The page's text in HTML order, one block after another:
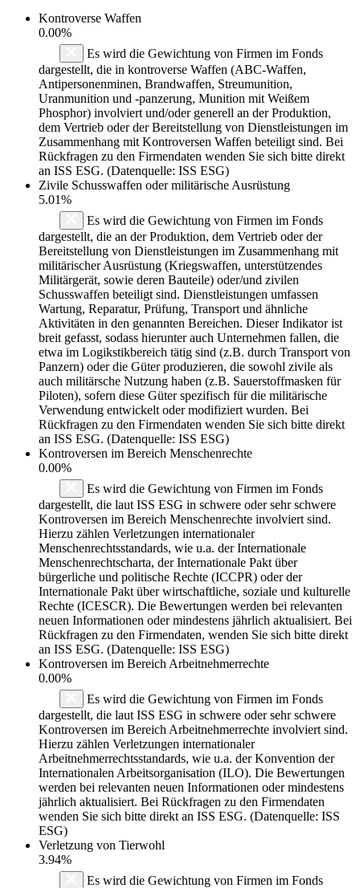
Kontroverse Waffen
0.00%
Es wird die Gewichtung von Firmen im Fonds
dargestellt, die in kontroverse Waffen (ABC-Waffen,
Antipersonenminen, Brandwaffen, Streumunition,
Uranmunition und -panzerung, Munition mit Weißem
Phosphor) involviert und/oder generell an der Produktion,
dem Vertrieb oder der Bereitstellung von Dienstleistungen im
Zusammenhang mit Kontroversen Waffen beteiligt sind. Bei
Rückfragen zu den Firmendaten wenden Sie sich bitte direkt
an ISS ESG. (Datenquelle: ISS ESG)
Zivile Schusswaffen oder militärische Ausrüstung
5.01%
Es wird die Gewichtung von Firmen im Fonds
dargestellt, die an der Produktion, dem Vertrieb oder der
Bereitstellung von Dienstleistungen im Zusammenhang mit
militärischer Ausrüstung (Kriegswaffen, unterstützendes
Militärgerät, sowie deren Bauteile) oder/und zivilen
Schusswaffen beteiligt sind. Dienstleistungen umfassen
Wartung, Reparatur, Prüfung, Transport und ähnliche
Aktivitäten in den genannten Bereichen. Dieser Indikator ist
breit gefasst, sodass hierunter auch Unternehmen fallen, die
etwa im Logikstikbereich tätig sind (z.B. durch Transport von
Panzern) oder die Güter produzieren, die sowohl zivile als
auch militärsche Nutzung haben (z.B. Sauerstoffmasken für
Piloten), sofern diese Güter spezifisch für die militärische
Verwendung entwickelt oder modifiziert wurden. Bei
Rückfragen zu den Firmendaten wenden Sie sich bitte direkt
an ISS ESG. (Datenquelle: ISS ESG)
Kontroversen im Bereich Menschenrechte
0.00%
Es wird die Gewichtung von Firmen im Fonds
dargestellt, die laut ISS ESG in schwere oder sehr schwere
Kontroversen im Bereich Menschenrechte involviert sind.
Hierzu zählen Verletzungen internationaler
Menschenrechtsstandards, wie u.a. der Internationale
Menschenrechtscharta, der Internationale Pakt über
bürgerliche und politische Rechte (ICCPR) oder der
Internationale Pakt über wirtschaftliche, soziale und kulturelle
Rechte (ICESCR). Die Bewertungen werden bei relevanten
neuen Informationen oder mindestens jährlich aktualisiert. Bei
Rückfragen zu den Firmendaten, wenden Sie sich bitte direkt
an ISS ESG. (Datenquelle: ISS ESG)
Kontroversen im Bereich Arbeitnehmerrechte
0.00%
Es wird die Gewichtung von Firmen im Fonds
dargestellt, die laut ISS ESG in schwere oder sehr schwere
Kontroversen im Bereich Arbeitnehmerrechte involviert sind.
Hierzu zählen Verletzungen internationaler
Arbeitnehmerrechtsstandards, wie u.a. der Konvention der
Internationalen Arbeitsorganisation (ILO). Die Bewertungen
werden bei relevanten neuen Informationen oder mindestens
jährlich aktualisiert. Bei Rückfragen zu den Firmendaten
wenden Sie sich bitte direkt an ISS ESG. (Datenquelle: ISS
ESG)
Verletzung von Tierwohl
3.94%
Es wird die Gewichtung von Firmen im Fonds